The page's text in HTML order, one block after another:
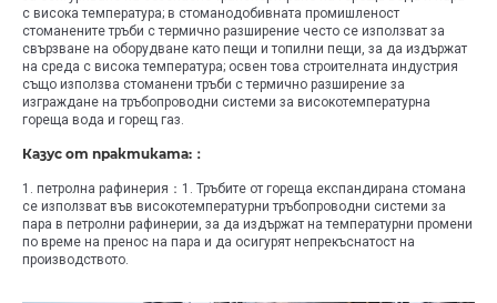
с висока температура; в стоманодобивната промишленост
стоманените тръби с термично разширение често се използват за
свързване на оборудване като пещи и топилни пещи, за да издържат
на среда с висока температура; освен това строителната индустрия
също използва стоманени тръби с термично разширение за
изграждане на тръбопроводни системи за високотемпературна
гореща вода и горещ газ.
Казус от практиката:：
1. петролна рафинерия：1. Тръбите от гореща експандирана стомана
се използват във високотемпературни тръбопроводни системи за
пара в петролни рафинерии, за да издържат на температурни промени
по време на пренос на пара и да осигурят непрекъснатост на
производството.